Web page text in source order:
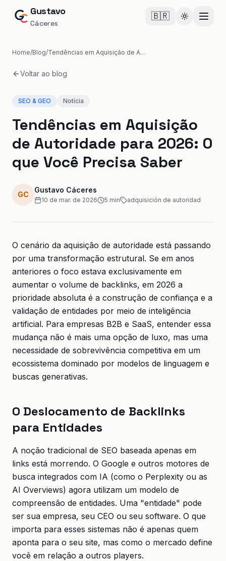
Gustavo
Cáceres
🇧🇷 Cambiar
Home/Blog/ Tendências em Aquisição de Autoridade para 2026: O que Você Precisa Saber
Voltar ao blog
SEO & GEO Notícia
Tendências em Aquisição
de Autoridade para 2026: O
que Você Precisa Saber
GC
Gustavo Cáceres
10 de mar. de 2026 5 min adquisición de autoridad
O cenário da aquisição de autoridade está passando
por uma transformação estrutural. Se em anos
anteriores o foco estava exclusivamente em
aumentar o volume de backlinks, em 2026 a
prioridade absoluta é a construção de confiança e a
validação de entidades por meio de inteligência
artificial. Para empresas B2B e SaaS, entender essa
mudança não é mais uma opção de luxo, mas uma
necessidade de sobrevivência competitiva em um
ecossistema dominado por modelos de linguagem e
buscas generativas.
O Deslocamento de Backlinks
para Entidades
A noção tradicional de SEO baseada apenas em
links está morrendo. O Google e outros motores de
busca integrados com IA (como o Perplexity ou as
AI Overviews) agora utilizam um modelo de
compreensão de entidades. Uma "entidade" pode
ser sua empresa, seu CEO ou seu software. O que
importa para esses sistemas não é apenas quem
aponta para o seu site, mas como o mercado define
você em relação a outros players.